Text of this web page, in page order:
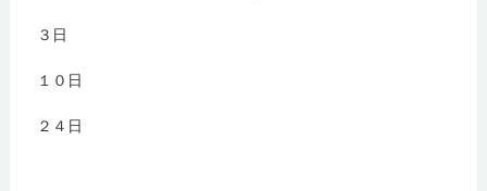
３日
１０日
２４日